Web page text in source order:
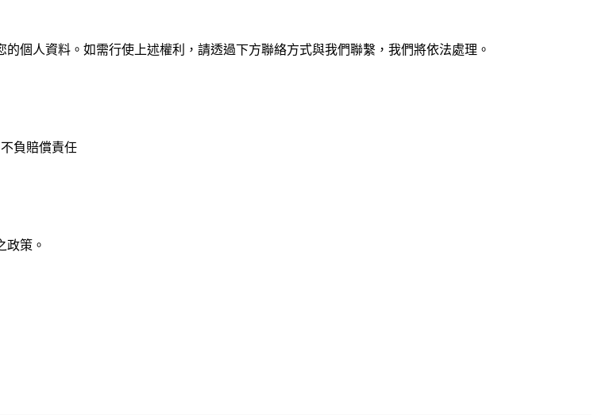
個人資料。如需行使上述權利，請透過下方聯絡方式與我們聯繫，我們將依法處理。
負賠償責任
政策。